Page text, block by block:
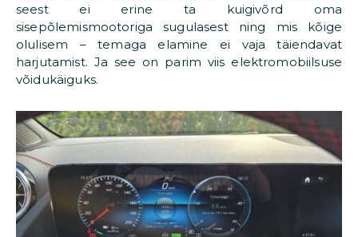
seest ei erine ta kuigivõrd oma
sisepõlemismootoriga sugulasest ning mis kõige
olulisem – temaga elamine ei vaja täiendavat
harjutamist. Ja see on parim viis elektromobiilsuse
võidukäiguks.